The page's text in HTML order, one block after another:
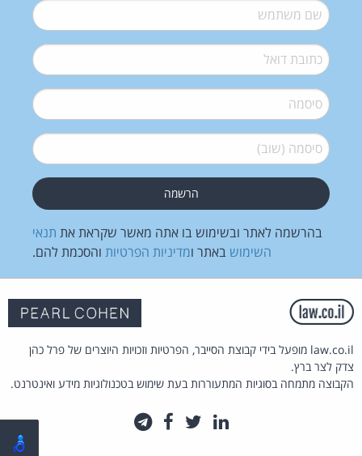
שם משתמש*
דואל*
סיסמה*
סיסמה (שוב)*
בהרשמה לאתר ובשימוש בו אתה מאשר שקראת את תנאי
השימוש באתר ומדיניות הפרטיות והסכמת להם.
law.co.il מופעל בידי קבוצת הסייבר, הפרטיות וזכויות היוצרים של פרל כהן
צדק לצר ברץ.
הקבוצה מתמחה בסוגיות המתעוררות בעת שימוש בטכנולוגיות מידע ואינטרנט.
לינקדאין
טוויטרפייסבוק